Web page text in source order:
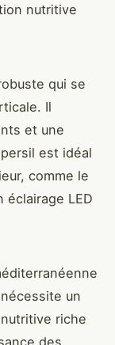
nutritive
qui se
Il
et une
est idéal
comme le
éclairage LED
un
riche
des